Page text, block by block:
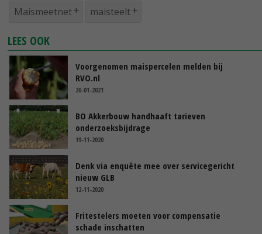
Maismeetnet maisteelt
LEES OOK
Voorgenomen maispercelen melden bij
RVO.nl
20-01-2021
BO Akkerbouw handhaaft tarieven
onderzoeksbijdrage
19-11-2020
Denk via enquête mee over servicegericht
nieuw GLB
12-11-2020
Fritestelers moeten voor compensatie
schade inschatten